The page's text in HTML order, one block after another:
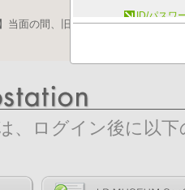
当面の間、旧画面をご利用いただ
、ログイン後に以
ID/パスワ